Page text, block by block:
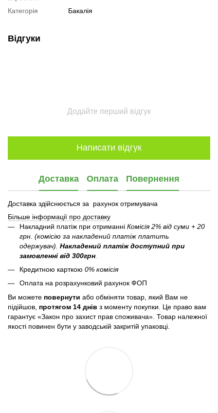
Категорія Бакалія
Відгуки
Додайте перший відгук
Написати відгук
Доставка Оплата Повернення
Доставка здійснюється за рахунок отримувача
Більше інформації про доставку
Накладний платіж при отриманні Комісія 2% від суми + 20
грн. (комісію за накладений платіж платить
одержувач). Накладений платіж доступний при
замовленні від 300грн
Кредитною карткою 0% комісія
Оплата на розрахунковий рахунок ФОП
Ви можете повернути або обміняти товар, який Вам не
підійшов, протягом 14 днів з моменту покупки. Це право вам
гарантує «Закон про захист прав споживача». Товар належної
якості повинен бути у заводській закритій упаковці.